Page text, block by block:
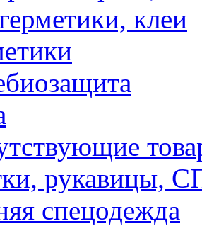
клеи
спецодежда